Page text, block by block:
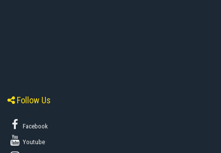
Follow Us
Facebook
Youtube